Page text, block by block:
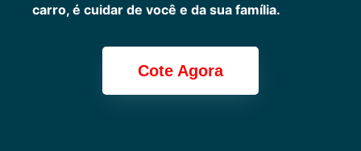
carro, é cuidar de você e da sua família.
Cote Agora